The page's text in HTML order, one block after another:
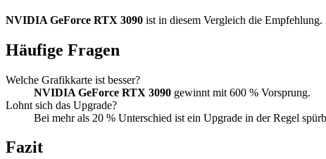
NVIDIA GeForce RTX 3090 ist in diesem Vergleich die Empfehlung.
Häufige Fragen
Welche Grafikkarte ist besser?
NVIDIA GeForce RTX 3090 gewinnt mit 600 % Vorsprung.
Lohnt sich das Upgrade?
Bei mehr als 20 % Unterschied ist ein Upgrade in der Regel
Fazit